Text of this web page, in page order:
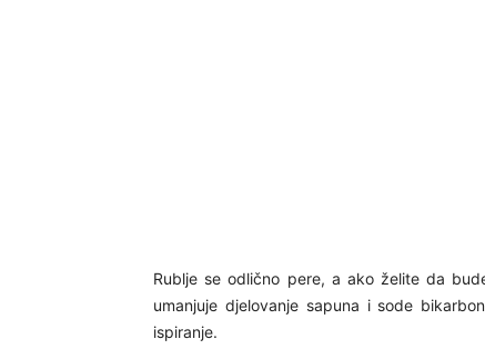
Rublje se odlično pere, a ako želite da
umanjuje djelovanje sapuna i sode
ispiranje.